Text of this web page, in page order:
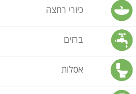
כיורי רחצה
ברזים
אסלות